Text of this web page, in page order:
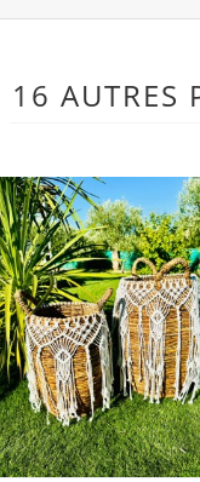
16 AUTRES